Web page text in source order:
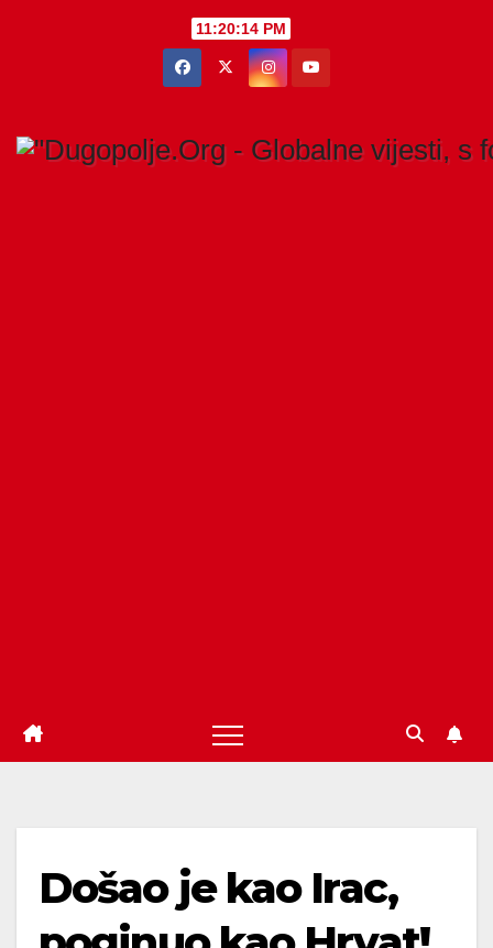
11:20:15 PM
Došao je kao Irac,